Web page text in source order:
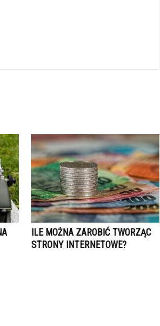
ILE MOŻNA ZAROBIĆ TWORZĄC
STRONY INTERNETOWE?